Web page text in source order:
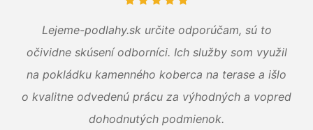
Lejeme-podlahy.sk určite odporúčam, sú to
očividne skúsení odborníci. Ich služby som využil
na pokládku kamenného koberca na terase a išlo
o kvalitne odvedenú prácu za výhodných a vopred
dohodnutých podmienok.